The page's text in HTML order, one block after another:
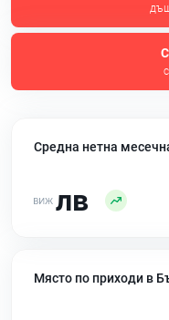
Средна нетна
лв
Място по приходи в